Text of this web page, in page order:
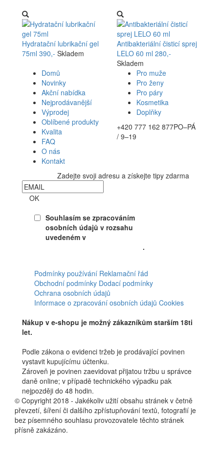
Hydratační lubrikační gel
75ml 390,- Skladem
Antibakteriální čisticí sprej
LELO 60 ml 280,-
Skladem
Domů
Novinky
Akční nabídka
Nejprodávanější
Výprodej
Oblíbené produkty
Kvalita
FAQ
O nás
Kontakt
Pro muže
Pro ženy
Pro páry
Kosmetika
Doplňky
+420 777 162 877PO–PÁ
/ 9–19
Zadejte svoji adresu a získejte tipy zdarma
OK
Souhlasím se zpracováním
osobních údajů v rozsahu
uvedeném v
.
Podmínky používání Reklamační řád
Obchodní podmínky Dodací podmínky
Ochrana osobních údajů
Informace o zpracování osobních údajů Cookies
Nákup v e-shopu je možný zákazníkům starším 18ti
let.
Podle zákona o evidenci tržeb je prodávající povinen
vystavit kupujícímu účtenku.
Zároveň je povinen zaevidovat přijatou tržbu u správce
daně online; v případě technického výpadku pak
nejpozději do 48 hodin.
© Copyright 2018 - Jakékoliv užití obsahu stránek v četně
převzetí, šíření či dalšího zpřístupňování textů, fotografií je
bez písemného souhlasu provozovatele těchto stránek
přísně zakázáno.